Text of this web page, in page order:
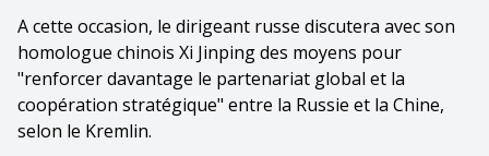
A cette occasion, le dirigeant russe discutera avec son
homologue chinois Xi Jinping des moyens pour
"renforcer davantage le partenariat global et la
coopération stratégique" entre la Russie et la Chine,
selon le Kremlin.